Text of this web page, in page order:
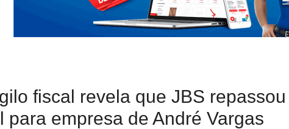
fiscal revela que JBS
para empresa de André Vargas